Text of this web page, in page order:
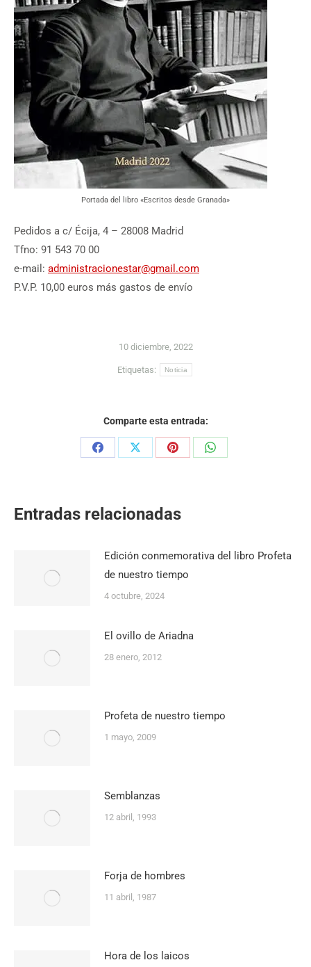
Portada del libro «Escritos desde Granada»
Pedidos a c/ Écija, 4 – 28008 Madrid
Tfno: 91 543 70 00
e-mail: administracionestar@gmail.com
P.V.P. 10,00 euros más gastos de envío
10 diciembre, 2022
Etiquetas: Noticia
Comparte esta entrada:
Share
Share
Share
Share
Entradas relacionadas
Edición conmemorativa del libro Profeta
de nuestro tiempo
4 octubre, 2024
El ovillo de Ariadna
28 enero, 2012
Profeta de nuestro tiempo
1 mayo, 2009
Semblanzas
12 abril, 1993
Forja de hombres
11 abril, 1987
Hora de los laicos